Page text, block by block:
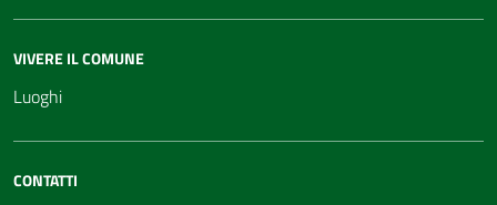
VIVERE IL COMUNE
Luoghi
CONTATTI